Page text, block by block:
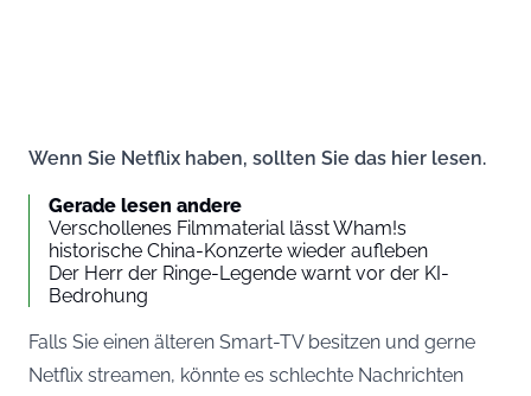
Wenn Sie Netflix haben, sollten Sie das hier lesen.
Gerade lesen andere
Verschollenes Filmmaterial lässt Wham!s
historische China-Konzerte wieder aufleben
Der Herr der Ringe-Legende warnt vor der KI-
Bedrohung
Falls Sie einen älteren Smart-TV besitzen und gerne
Netflix streamen, könnte es schlechte Nachrichten